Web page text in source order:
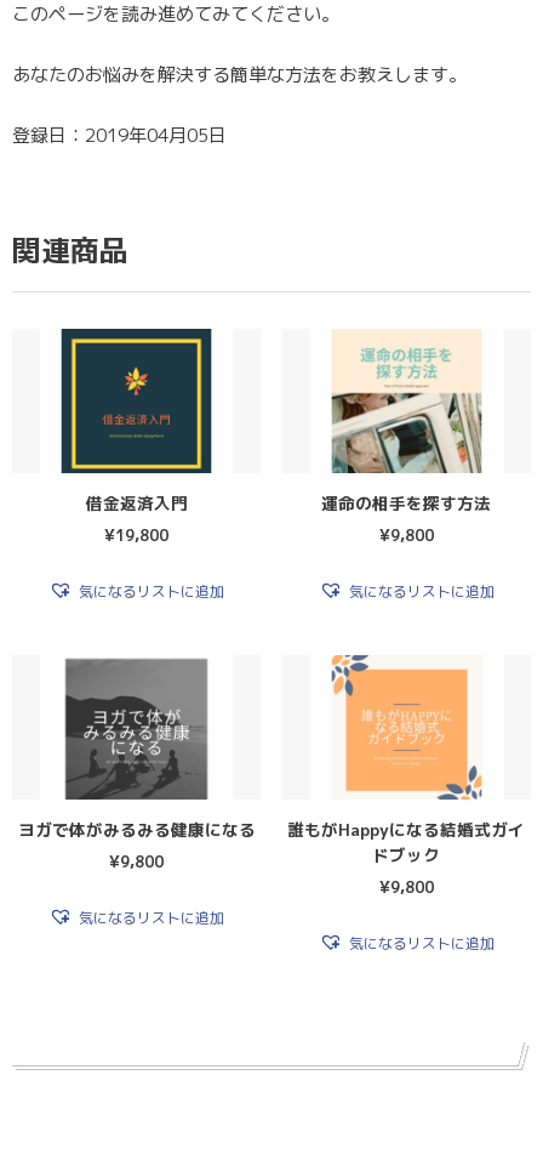
このページを読み進めてみてください。
あなたのお悩みを解決する簡単な方法をお教えします。
登録日：2019年04月05日
関連商品
借金返済入門
¥19,800
気になるリストに追加
運命の相手を探す方法
¥9,800
気になるリストに追加
ヨガで体がみるみる健康になる
¥9,800
気になるリストに追加
誰もがHappyになる結婚式ガイ
ドブック
¥9,800
気になるリストに追加